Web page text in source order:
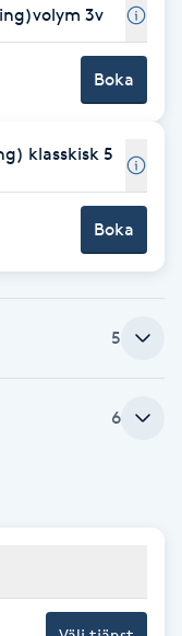
3v
Boka
klasskisk 5
Boka
5
6